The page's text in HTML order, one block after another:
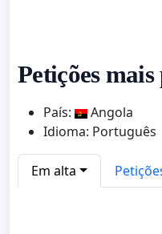
Petições
País:
Angola
Idioma: Português
Em alta